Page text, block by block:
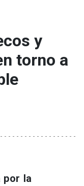
y
torno a
por la